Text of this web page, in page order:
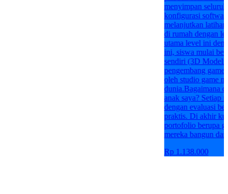
menyimpan
konfigurasi
melanjutkan
di rumah dengan
utama level ini
ini, siswa mulai
sendiri (3D
pengembang
oleh studio game
dunia.Bagaimana
anak saya? Setiap
dengan evaluasi
praktis. Di akhir
portofolio berupa
mereka bangun
Rp 1.138.000